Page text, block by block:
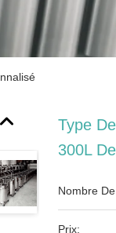
Type
300L
Nombre
Prix: